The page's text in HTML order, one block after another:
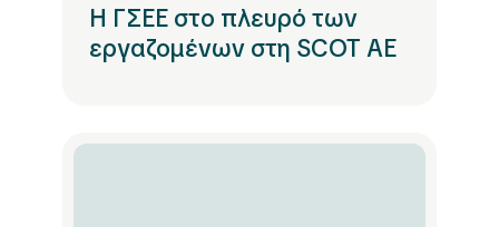
Η ΓΣΕΕ στο πλευρό των
εργαζομένων στη SCOT AE